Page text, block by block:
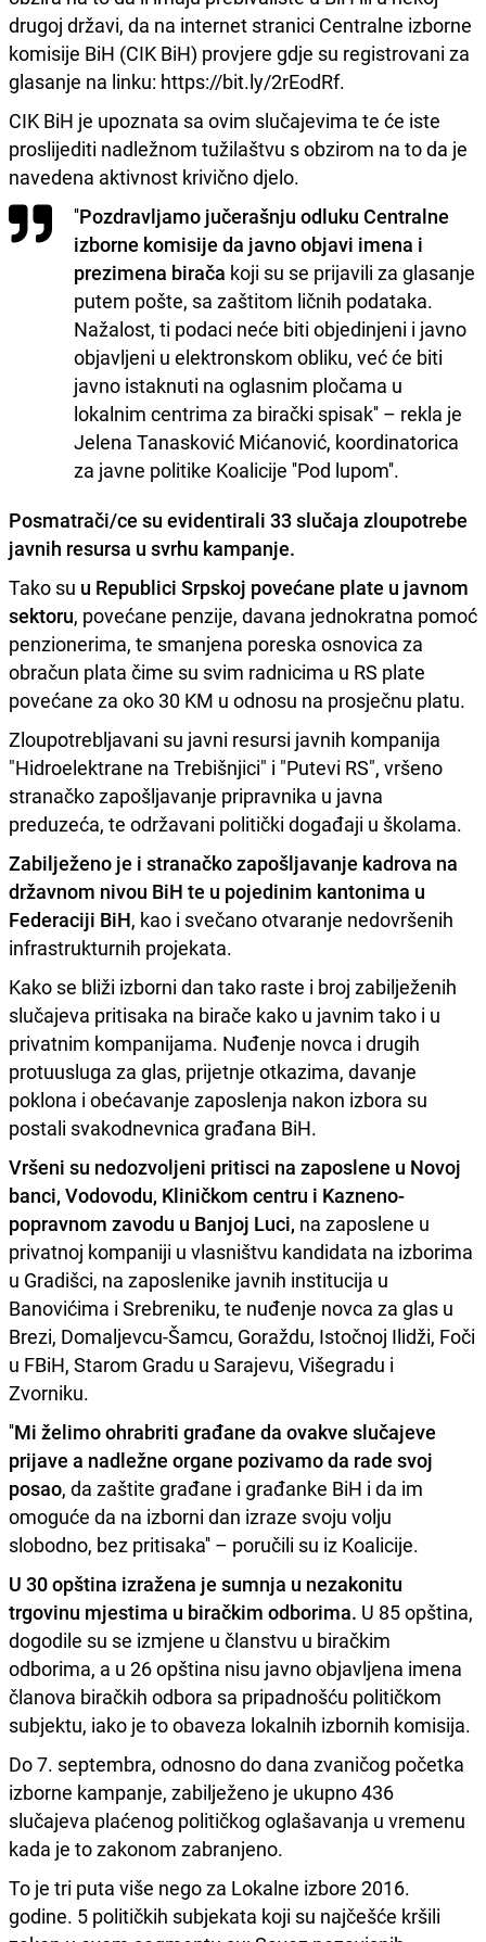
drugoj državi, da na internet stranici Centralne izborne
komisije BiH (CIK BiH) provjere gdje su registrovani za
glasanje na linku: https://bit.ly/2rEodRf.
CIK BiH je upoznata sa ovim slučajevima te će iste
proslijediti nadležnom tužilaštvu s obzirom na to da je
navedena aktivnost krivično djelo.
''Pozdravljamo jučerašnju odluku Centralne
izborne komisije da javno objavi imena i
prezimena birača koji su se prijavili za glasanje
putem pošte, sa zaštitom ličnih podataka.
Nažalost, ti podaci neće biti objedinjeni i javno
objavljeni u elektronskom obliku, već će biti
javno istaknuti na oglasnim pločama u
lokalnim centrima za birački spisak'' – rekla je
Jelena Tanasković Mićanović, koordinatorica
za javne politike Koalicije ''Pod lupom''.
Posmatrači/ce su evidentirali 33 slučaja zloupotrebe
javnih resursa u svrhu kampanje.
Tako su u Republici Srpskoj povećane plate u javnom
sektoru, povećane penzije, davana jednokratna pomoć
penzionerima, te smanjena poreska osnovica za
obračun plata čime su svim radnicima u RS plate
povećane za oko 30 KM u odnosu na prosječnu platu.
Zloupotrebljavani su javni resursi javnih kompanija
"Hidroelektrane na Trebišnjici" i "Putevi RS", vršeno
stranačko zapošljavanje pripravnika u javna
preduzeća, te održavani politički događaji u školama.
Zabilježeno je i stranačko zapošljavanje kadrova na
državnom nivou BiH te u pojedinim kantonima u
Federaciji BiH, kao i svečano otvaranje nedovršenih
infrastrukturnih projekata.
Kako se bliži izborni dan tako raste i broj zabilježenih
slučajeva pritisaka na birače kako u javnim tako i u
privatnim kompanijama. Nuđenje novca i drugih
protuusluga za glas, prijetnje otkazima, davanje
poklona i obećavanje zaposlenja nakon izbora su
postali svakodnevnica građana BiH.
Vršeni su nedozvoljeni pritisci na zaposlene u Novoj
banci, Vodovodu, Kliničkom centru i Kazneno-
popravnom zavodu u Banjoj Luci, na zaposlene u
privatnoj kompaniji u vlasništvu kandidata na izborima
u Gradišci, na zaposlenike javnih institucija u
Banovićima i Srebreniku, te nuđenje novca za glas u
Brezi, Domaljevcu-Šamcu, Goraždu, Istočnoj Ilidži, Foči
u FBiH, Starom Gradu u Sarajevu, Višegradu i
Zvorniku.
''Mi želimo ohrabriti građane da ovakve slučajeve
prijave a nadležne organe pozivamo da rade svoj
posao, da zaštite građane i građanke BiH i da im
omoguće da na izborni dan izraze svoju volju
slobodno, bez pritisaka'' – poručili su iz Koalicije.
U 30 opština izražena je sumnja u nezakonitu
trgovinu mjestima u biračkim odborima. U 85 opština,
dogodile su se izmjene u članstvu u biračkim
odborima, a u 26 opština nisu javno objavljena imena
članova biračkih odbora sa pripadnošću političkom
subjektu, iako je to obaveza lokalnih izbornih komisija.
Do 7. septembra, odnosno do dana zvaničog početka
izborne kampanje, zabilježeno je ukupno 436
slučajeva plaćenog političkog oglašavanja u vremenu
kada je to zakonom zabranjeno.
To je tri puta više nego za Lokalne izbore 2016.
godine. 5 političkih subjekata koji su najčešće kršili